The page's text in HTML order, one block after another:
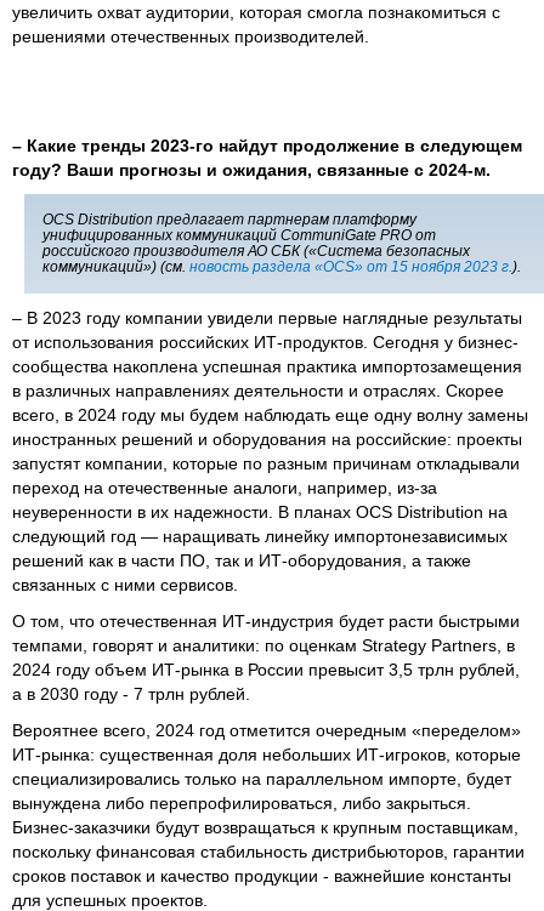
увеличить охват аудитории, которая смогла познакомиться с
решениями отечественных производителей.
– Какие тренды 2023-го найдут продолжение в следующем
году? Ваши прогнозы и ожидания, связанные с 2024-м.
OCS Distribution предлагает партнерам платформу
унифицированных коммуникаций CommuniGate PRO от
российского производителя АО СБК («Система безопасных
коммуникаций») (см. новость раздела «OCS» от 15 ноября 2023 г. ).
– В 2023 году компании увидели первые наглядные результаты
от использования российских ИТ-продуктов. Сегодня у бизнес-
сообщества накоплена успешная практика импортозамещения
в различных направлениях деятельности и отраслях. Скорее
всего, в 2024 году мы будем наблюдать еще одну волну замены
иностранных решений и оборудования на российские: проекты
запустят компании, которые по разным причинам откладывали
переход на отечественные аналоги, например, из-за
неуверенности в их надежности. В планах OCS Distribution на
следующий год — наращивать линейку импортонезависимых
решений как в части ПО, так и ИТ-оборудования, а также
связанных с ними сервисов.
О том, что отечественная ИТ-индустрия будет расти быстрыми
темпами, говорят и аналитики: по оценкам Strategy Partners, в
2024 году объем ИТ-рынка в России превысит 3,5 трлн рублей,
а в 2030 году - 7 трлн рублей.
Вероятнее всего, 2024 год отметится очередным «переделом»
ИТ-рынка: существенная доля небольших ИТ-игроков, которые
специализировались только на параллельном импорте, будет
вынуждена либо перепрофилироваться, либо закрыться.
Бизнес-заказчики будут возвращаться к крупным поставщикам,
поскольку финансовая стабильность дистрибьюторов, гарантии
сроков поставок и качество продукции - важнейшие константы
для успешных проектов.